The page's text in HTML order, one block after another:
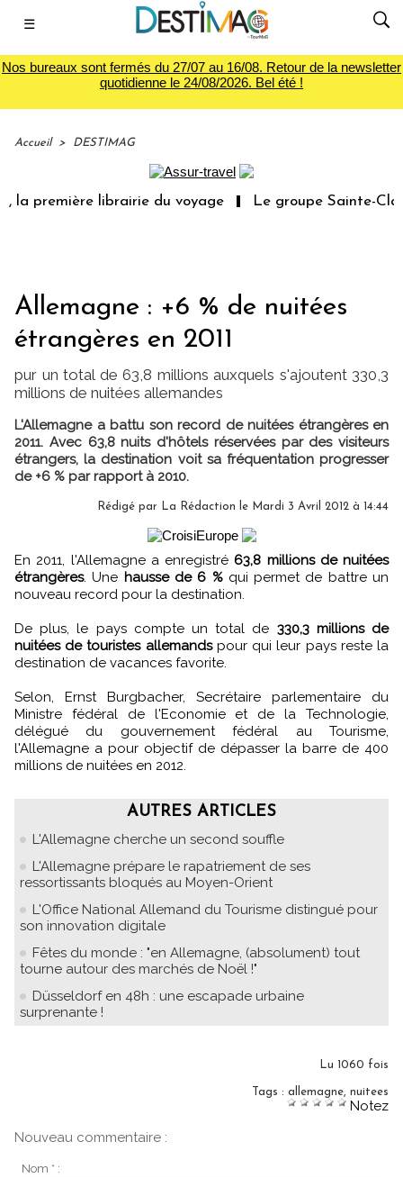
☰
Nos bureaux sont fermés du 27/07 au 16/08. Retour de la newsletter
quotidienne le 24/08/2026. Bel été !
Accueil > DESTIMAG
première librairie du voyage Le groupe Sainte-
Allemagne : +6 % de nuitées
étrangères en 2011
pur un total de 63,8 millions auxquels s'ajoutent 330,3
millions de nuitées allemandes
L'Allemagne a battu son record de nuitées étrangères en
2011. Avec 63,8 nuits d'hôtels réservées par des visiteurs
étrangers, la destination voit sa fréquentation progresser
de +6 % par rapport à 2010.
Rédigé par La Rédaction le Mardi 3 Avril 2012 à 14:44
En 2011, l'Allemagne a enregistré 63,8 millions de nuitées
étrangères. Une hausse de 6 %qui permet de battre un
nouveau record pour la destination.
De plus, le pays compte un total de 330,3 millions de
nuitées de touristes allemands pour qui leur pays reste la
destination de vacances favorite.
Selon, Ernst Burgbacher, Secrétaire parlementaire du
Ministre fédéral de l'Economie et de la Technologie,
délégué du gouvernement fédéral au Tourisme,
l'Allemagne a pour objectif de dépasser la barre de 400
millions de nuitées en 2012.
AUTRES ARTICLES
L'Allemagne cherche un second souffle
L'Allemagne prépare le rapatriement de ses
ressortissants bloqués au Moyen-Orient
L'Office National Allemand du Tourisme distingué pour
son innovation digitale
Fêtes du monde : "en Allemagne, (absolument) tout
tourne autour des marchés de Noël !"
Düsseldorf en 48h : une escapade urbaine
surprenante !
Lu 1060 fois
Tags : allemagne nuitees
Notez
Nouveau commentaire :
Nom * :